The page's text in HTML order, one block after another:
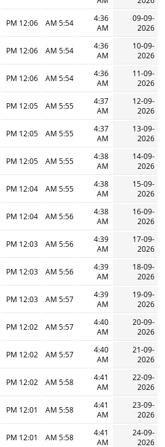
09-09-
2026
4:36
AM
5:54 AM
12:06 PM
10-09-
2026
4:36
AM
5:54 AM
12:06 PM
11-09-
2026
4:36
AM
5:54 AM
12:06 PM
12-09-
2026
4:37
AM
5:55 AM
12:05 PM
13-09-
2026
4:37
AM
5:55 AM
12:05 PM
14-09-
2026
4:38
AM
5:55 AM
12:05 PM
15-09-
2026
4:38
AM
5:55 AM
12:04 PM
16-09-
2026
4:38
AM
5:56 AM
12:04 PM
17-09-
2026
4:39
AM
5:56 AM
12:03 PM
18-09-
2026
4:39
AM
5:56 AM
12:03 PM
19-09-
2026
4:39
AM
5:57 AM
12:03 PM
20-09-
2026
4:40
AM
5:57 AM
12:02 PM
21-09-
2026
4:40
AM
5:57 AM
12:02 PM
22-09-
2026
4:41
AM
5:58 AM
12:02 PM
23-09-
2026
4:41
AM
5:58 AM
12:01 PM
24-09-
2026
4:41
AM
5:58 AM
12:01 PM